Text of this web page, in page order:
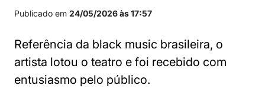
Publicado em 24/05/2026 às 17:57
Referência da black music brasileira, o
artista lotou o teatro e foi recebido com
entusiasmo pelo público.